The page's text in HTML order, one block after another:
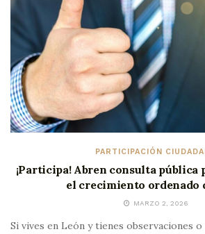
PARTICIPACIÓN
¡Participa! Abren consulta pública
el crecimiento ordenado
MARZO 2, 2026
Si vives en León y tienes observaciones